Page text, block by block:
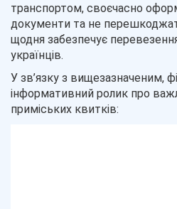
транспортом, своєчасно
документи та не
щодня забезпечує
українців.
У зв’язку з вищезазначеним,
інформативний ролик про
приміських квитків: